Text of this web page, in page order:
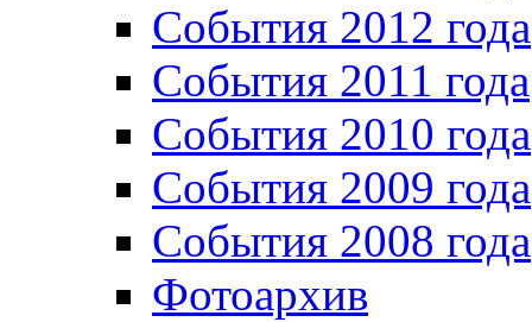
События 2012 года
События 2011 года
События 2010 года
События 2009 года
События 2008 года
Фотоархив